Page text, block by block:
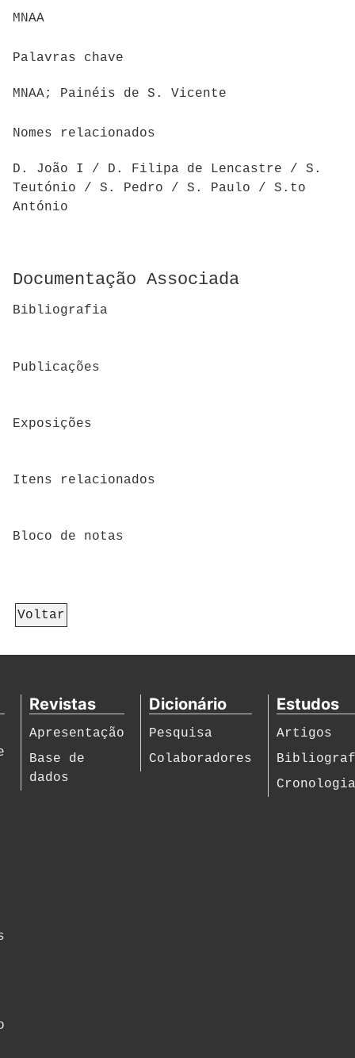
MNAA
Palavras chave
MNAA; Painéis de S. Vicente
Nomes relacionados
D. João I / D. Filipa de Lencastre / S.
Teutónio / S. Pedro / S. Paulo / S.to
António
Documentação Associada
Bibliografia
Publicações
Exposições
Itens relacionados
Bloco de notas
Voltar
Revistas
Apresentação
Base de
dados
Dicionário
Pesquisa
Colaboradores
Estudos
Artigos